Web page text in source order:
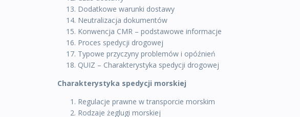
Dodatkowe warunki dostawy
Neutralizacja dokumentów
Konwencja CMR – podstawowe informacje
Proces spedycji drogowej
Typowe przyczyny problemów i opóźnień
QUIZ – Charakterystyka spedycji drogowej
Charakterystyka spedycji morskiej
Regulacje prawne w transporcie morskim
Rodzaje żeglugi morskiej